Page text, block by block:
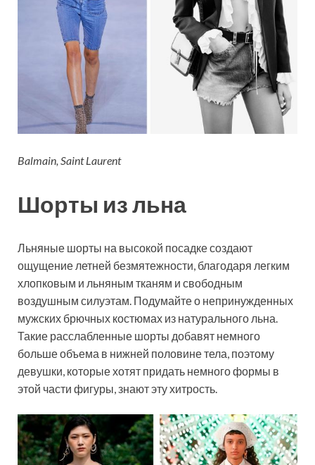
Balmain, Saint Laurent
Шорты из льна
Льняные шорты на высокой посадке создают
ощущение летней безмятежности, благодаря легким
хлопковым и льняным тканям и свободным
воздушным силуэтам. Подумайте о непринужденных
мужских брючных костюмах из натурального льна.
Такие расслабленные шорты добавят немного
больше объема в нижней половине тела, поэтому
девушки, которые хотят придать немного формы в
этой части фигуры, знают эту хитрость.